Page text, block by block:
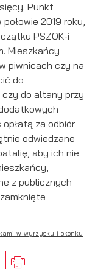
Punkt
2019 roku,
PSZOK-i
Mieszkańcy
piwnicach czy na
do
czy do altany przy
za odbiór
odwiedzane
aby ich nie
z publicznych
w-wyrzysku-i-okonku